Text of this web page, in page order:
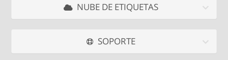
NUBE DE ETIQUETAS
SOPORTE